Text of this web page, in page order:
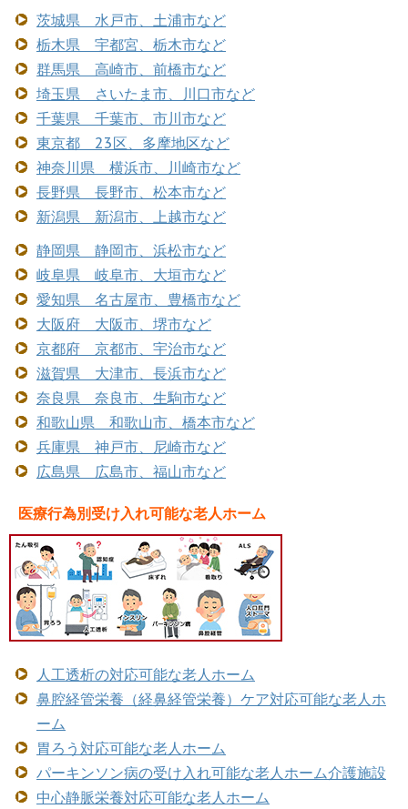
茨城県 水戸市、土浦市など
栃木県 宇都宮、栃木市など
群馬県 高崎市、前橋市など
埼玉県 さいたま市、川口市など
千葉県 千葉市、市川市など
東京都 23区、多摩地区など
神奈川県 横浜市、川崎市など
長野県 長野市、松本市など
新潟県 新潟市、上越市など
静岡県 静岡市、浜松市など
岐阜県 岐阜市、大垣市など
愛知県 名古屋市、豊橋市など
大阪府 大阪市、堺市など
京都府 京都市、宇治市など
滋賀県 大津市、長浜市など
奈良県 奈良市、生駒市など
和歌山県 和歌山市、橋本市など
兵庫県 神戸市、尼崎市など
広島県 広島市、福山市など
医療行為別受け入れ可能な老人ホーム
人工透析の対応可能な老人ホーム
鼻腔経管栄養（経鼻経管栄養）ケア対応可能な老人ホ
ーム
胃ろう対応可能な老人ホーム
パーキンソン病の受け入れ可能な老人ホーム介護施設
中心静脈栄養対応可能な老人ホーム